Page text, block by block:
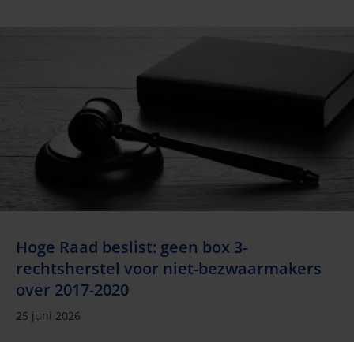
Hoge Raad beslist: geen box 3-
rechtsherstel voor niet-bezwaarmakers
over 2017-2020
25 juni 2026